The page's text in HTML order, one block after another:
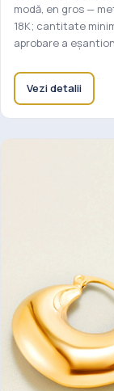
modă, en gros —
18K; cantitate
aprobare a
Vezi detalii